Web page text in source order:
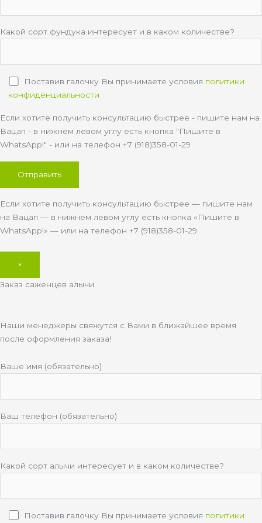
Какой сорт фундука интересует и в каком количестве?
Поставив галочку Вы принимаете условия политики
конфиденциальности
Если хотите получить консультацию быстрее - пишите нам на
Вацап - в нижнем левом углу есть кнопка "Пишите в
WhatsApp!" - или на телефон +7 (918)358-01-29
Если хотите получить консультацию быстрее — пишите нам
на Вацап — в нижнем левом углу есть кнопка «Пишите в
WhatsApp!» — или на телефон +7 (918)358-01-29
×
Заказ саженцев алычи
Наши менеджеры свяжутся с Вами в ближайшее время
после оформления заказа!
Ваше имя (обязательно)
Ваш телефон (обязательно)
Какой сорт алычи интересует и в каком количестве?
Поставив галочку Вы принимаете условия политики